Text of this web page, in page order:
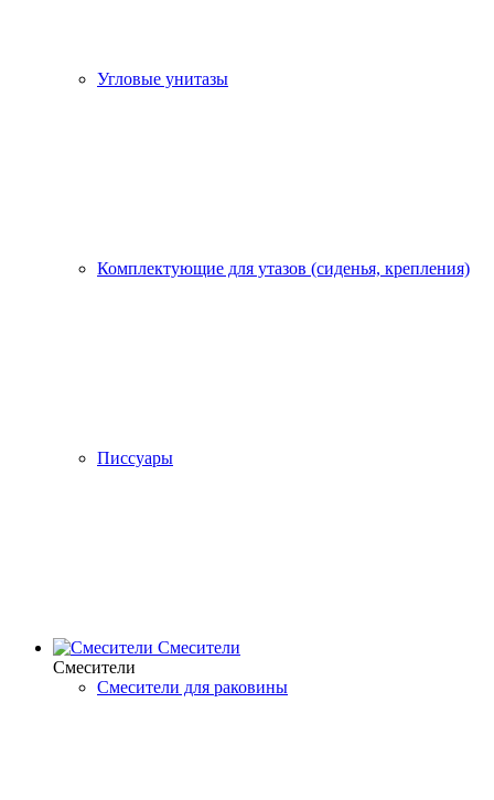
Угловые унитазы
Комплектующие для утазов (сиденья, крепления)
Писсуары
Смесители
Смесители
Смесители для раковины